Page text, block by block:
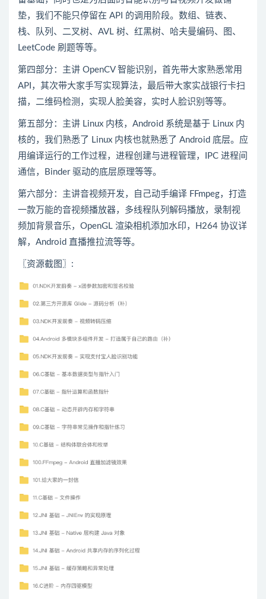
垫，我们不能只停留在 API 的调用阶段。数组、链表、
栈、队列、二叉树、AVL 树、红黑树、哈夫曼编码、图、
LeetCode 刷题等等。
第四部分：主讲 OpenCV 智能识别，首先带大家熟悉常用
API，其次带大家手写实现算法，最后带大家实战银行卡扫
描，二维码检测，实现人脸美容，实时人脸识别等等。
第五部分：主讲 Linux 内核，Android 系统是基于 Linux 内
核的，我们熟悉了 Linux 内核也就熟悉了 Android 底层。应
用编译运行的工作过程，进程创建与进程管理，IPC 进程间
通信，Binder 驱动的底层原理等等。
第六部分：主讲音视频开发，自己动手编译 FFmpeg，打造
一款万能的音视频播放器，多线程队列解码播放，录制视
频加背景音乐，OpenGL 渲染相机添加水印，H264 协议详
解，Android 直播推拉流等等。
〖资源截图〗 :